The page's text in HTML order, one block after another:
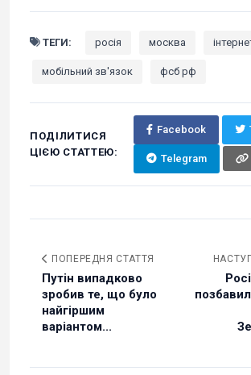
ТЕГИ: росія москва
мобільний зв'язок фсб рф
ПОДІЛИТИСЯ
ЦІЄЮ СТАТТЕЮ:
Facebook
Telegram
ПОПЕРЕДНЯ СТАТТЯ
Путін випадково
зробив те, що було
найгіршим
варіантом...